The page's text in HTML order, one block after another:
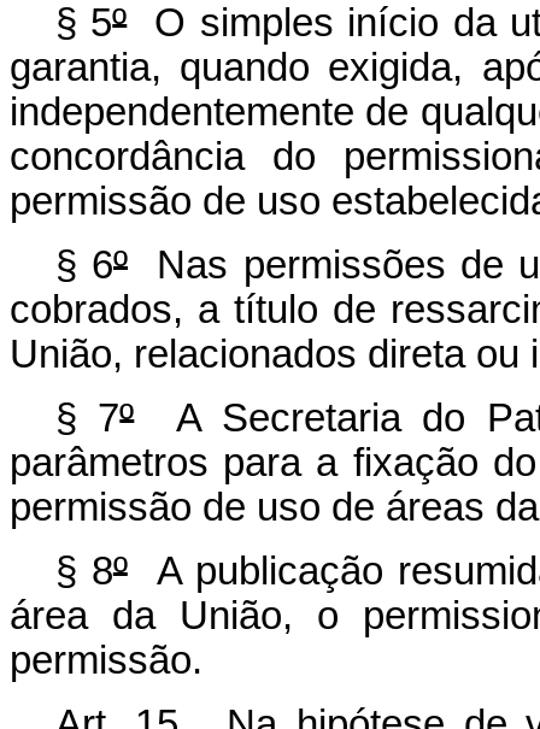
§ 5ºO simples início da
garantia, quando exigida,
independentemente de
concordância do
permissão de uso
§ 6º Nas permissões de
cobrados, a título de
União, relacionados direta
§ 7ºA Secretaria do
parâmetros para a fixação
permissão de uso de áreas
§ 8ºA publicação
área da União, o
permissão.